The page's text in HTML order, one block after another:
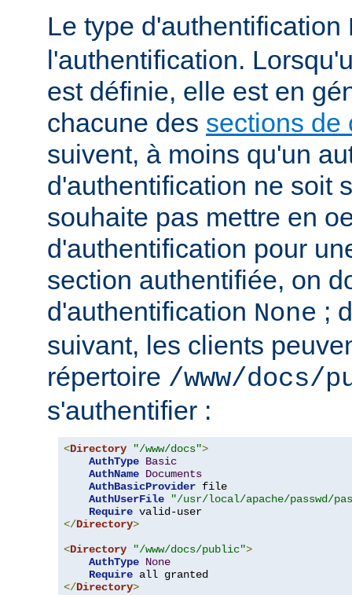
Le type d'authentification
l'authentification.
est définie, elle est en
chacune des sections de
suivent, à moins qu'un
d'authentification ne soit
souhaite pas mettre en
d'authentification pour
section authentifiée, on
d'authentification None ;
suivant, les clients
répertoire /www/docs/
s'authentifier :
<Directory "/www/docs">
AuthType Basic
AuthName Documents
AuthBasicProvider file
AuthUserFile
"/usr/local/apache/passwd/
Require
</Directory>
<Directory "/www/docs/public">
AuthType None
Require
</Directory>